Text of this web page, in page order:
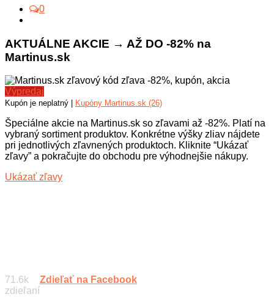
0
AKTUÁLNE AKCIE → AŽ DO -82% na
Martinus.sk
Výpredaj
Kupón je neplatný | Kupóny Martinus.sk (26)
Špeciálne akcie na Martinus.sk so zľavami až -82%. Platí na
vybraný sortiment produktov. Konkrétne výšky zliav nájdete
pri jednotlivých zľavnených produktoch. Kliknite “Ukázať
zľavy” a pokračujte do obchodu pre výhodnejšie nákupy.
Ukázať zľavy
71.6k
zdieľaní
Zdieľať na Facebook